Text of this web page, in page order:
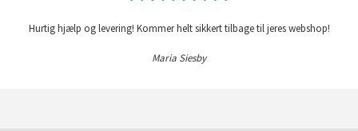
Hurtig hjælp og levering! Kommer helt sikkert tilbage til jeres webshop!
Maria Siesby